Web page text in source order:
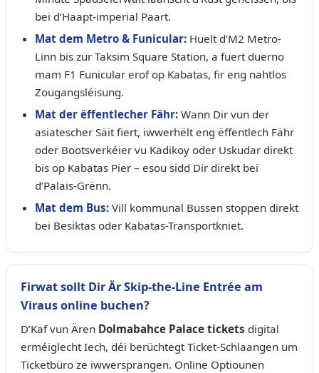
bei d’Haapt-imperial Paart.
Mat dem Metro & Funicular: Huelt d’M2 Metro-
Linn bis zur Taksim Square Station, a fuert duerno
mam F1 Funicular erof op Kabatas, fir eng nahtlos
Zougangsléisung.
Mat der ëffentlecher Fähr: Wann Dir vun der
asiatescher Säit fiert, iwwerhëlt eng ëffentlech Fähr
oder Bootsverkéier vu Kadikoy oder Uskudar direkt
bis op Kabatas Pier – esou sidd Dir direkt bei
d’Palais-Grënn.
Mat dem Bus: Vill kommunal Bussen stoppen direkt
bei Besiktas oder Kabatas-Transportkniet.
Firwat sollt Dir Är Skip-the-Line Entrée am
Viraus online buchen?
D’Kaf vun Ären Dolmabahce Palace tickets digital
erméiglecht Iech, déi berüchtegt Ticket-Schlaangen um
Ticketbüro ze iwwersprangen. Online Optiounen